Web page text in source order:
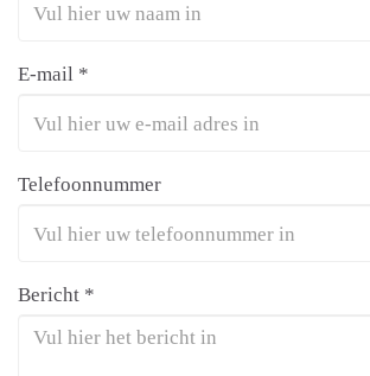
E-mail *
Telefoonnummer
Bericht *